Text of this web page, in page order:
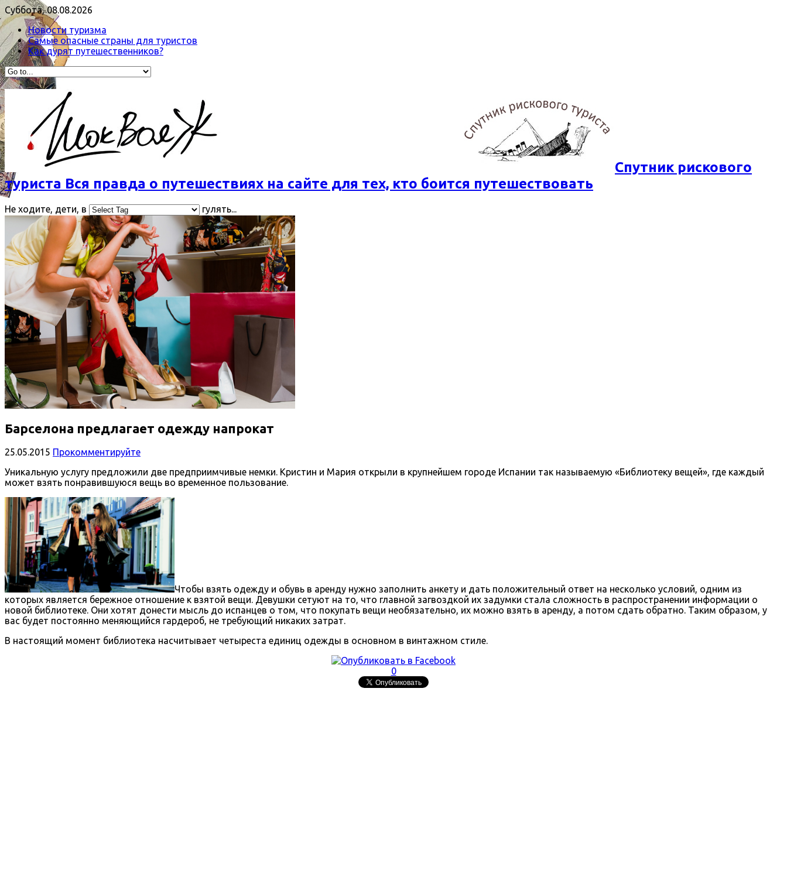
Суббота, 08.08.2026
Новости туризма
Самые опасные страны для туристов
Как дурят путешественников?
Спутник рискового
туриста Вся правда о путешествиях на сайте для тех, кто боится путешествовать
Не ходите, дети, в гулять...
Барселона предлагает одежду напрокат
25.05.2015 Прокомментируйте
Уникальную услугу предложили две предприимчивые немки. Кристин и Мария открыли в крупнейшем городе Испании так называемую «Библиотеку вещей», где каждый
может взять понравившуюся вещь во временное пользование.
Чтобы взять одежду и обувь в аренду нужно заполнить анкету и дать положительный ответ на несколько условий, одним из
которых является бережное отношение к взятой вещи. Девушки сетуют на то, что главной загвоздкой их задумки стала сложность в распространении информации о
новой библиотеке. Они хотят донести мысль до испанцев о том, что покупать вещи необязательно, их можно взять в аренду, а потом сдать обратно. Таким образом, у
вас будет постоянно меняющийся гардероб, не требующий никаких затрат.
В настоящий момент библиотека насчитывает четыреста единиц одежды в основном в винтажном стиле.
0